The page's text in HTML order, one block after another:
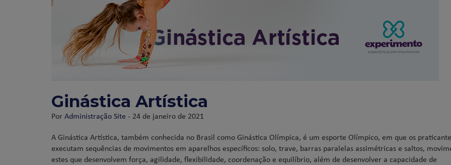
Ginástica Artística
PorAdministração Site - 24 de janeiro de 2021
A Ginástica Artística, também conhecida no Brasil como Ginástica Olímpica, é um esporte Olímpico, em que os
executam sequências de movimentos em aparelhos específicos: solo, trave, barras paralelas assimétricas e saltos,
estes que desenvolvem força, agilidade, flexibilidade, coordenação e equilíbrio, além de desenvolver a capacidade de